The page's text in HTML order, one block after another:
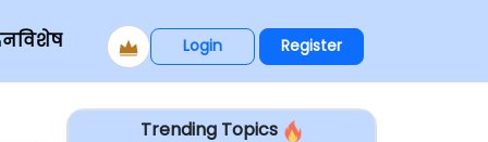
Login Register
Trending Topics